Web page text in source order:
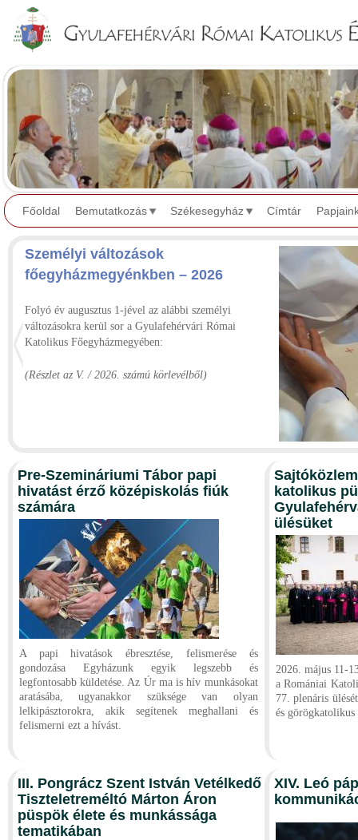
Főoldal Bemutatkozás Székesegyház Címtár
Személyi változások
főegyházmegyénkben – 2026
Folyó év augusztus 1-jével az alábbi személyi
változásokra kerül sor a Gyulafehérvári Római
Katolikus Főegyházmegyében:
(Részlet az V. / 2026. számú körlevélből)
Pre-Szemináriumi Tábor papi
hivatást érző középiskolás fiúk
számára
A papi hivatások ébresztése, felismerése és
gondozása Egyházunk egyik legszebb és
legfontosabb küldetése. Az Úr ma is hív munkásokat
aratásába, ugyanakkor szüksége van olyan
lelkipásztorokra, akik segítenek meghallani és
felismerni ezt a hívást.
katolikus
ülésüket
2026. május 11-
a Romániai
77. plenáris
és
III. Pongrácz Szent István Vetélkedő
Tiszteletreméltó Márton Áron
püspök élete és munkássága
tematikában
XIV. Leó